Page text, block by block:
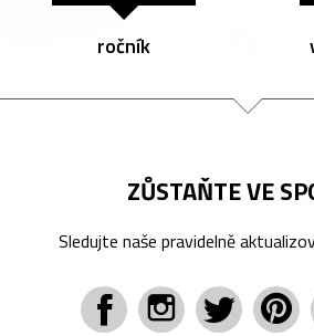
ročník
ZŮSTAŇTE VE
Sledujte naše pravidelně